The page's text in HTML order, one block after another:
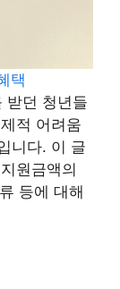
택
받던 청년들
적 어려움
니다. 이 글
원금액의
등에 대해